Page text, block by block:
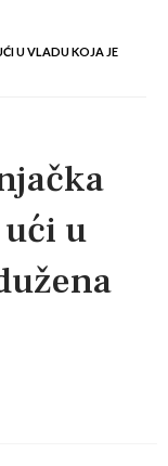
U VLADU KOJA JE
u